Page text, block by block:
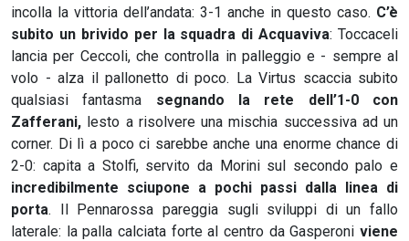
incolla la vittoria dell’andata: 3-1 anche in questo caso. C’è
subito un brivido per la squadra di Acquaviva: Toccaceli
lancia per Ceccoli, che controlla in palleggio e - sempre al
volo - alza il pallonetto di poco. La Virtus scaccia subito
qualsiasi fantasma segnando la rete dell’1-0 con
Zafferani, lesto a risolvere una mischia successiva ad un
corner. Di lì a poco ci sarebbe anche una enorme chance di
2-0: capita a Stolfi, servito da Morini sul secondo palo e
incredibilmente sciupone a pochi passi dalla linea di
porta. Il Pennarossa pareggia sugli sviluppi di un fallo
laterale: la palla calciata forte al centro da Gasperoni viene